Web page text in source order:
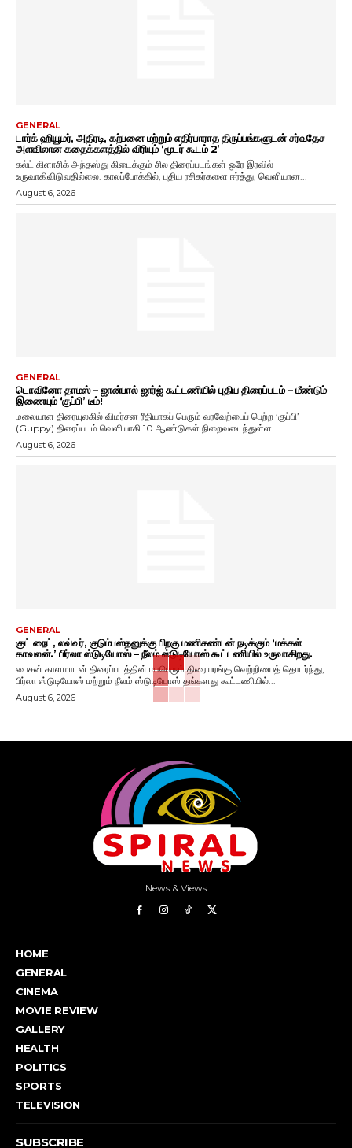
GENERAL
டார்க் ஹியூமர், அதிரடி, கற்பனை மற்றும் எதிர்பாராத திருப்பங்களுடன் சர்வதேச
அளவிலான கதைக்களத்தில் விரியும் ‘மூடர் கூடம் 2’
கல்ட் கிளாசிக் அந்தஸ்து கிடைக்கும் சில திரைப்படங்கள் ஒரே இரவில்
உருவாகிவிடுவதில்லை. காலப்போக்கில், புதிய ரசிகர்களை ஈர்த்து, வெளியான...
August 6, 2026
GENERAL
டொவினோ தாமஸ் – ஜான்பால் ஜார்ஜ் கூட்டணியில் புதிய திரைப்படம் – மீண்டும்
இணையும் ‘குப்பி’ டீம்!
மலையாள திரையுலகில் விமர்சன ரீதியாகப் பெரும் வரவேற்பைப் பெற்ற ‘குப்பி’
(Guppy) திரைப்படம் வெளியாகி 10 ஆண்டுகள் நிறைவடைந்துள்ள...
August 6, 2026
GENERAL
குட் நைட், லவ்வர், குடும்பஸ்தனுக்கு பிறகு மணிகண்டன் நடிக்கும் ‘மக்கள்
காவலன்.’ பிர்லா ஸ்டுடியோஸ் – நீலம் ஸ்டுடியோஸ் கூட்டணியில் உருவாகிறது.
பைசன் காளமாடன் திரைப்படத்தின் மாபெரும் திரையரங்கு வெற்றியைத் தொடர்ந்து,
பிர்லா ஸ்டுடியோஸ் மற்றும் நீலம் ஸ்டுடியோஸ் தங்களது கூட்டணியில்...
August 6, 2026
News & Views
HOME
GENERAL
CINEMA
MOVIE REVIEW
GALLERY
HEALTH
POLITICS
SPORTS
TELEVISION
SUBSCRIBE